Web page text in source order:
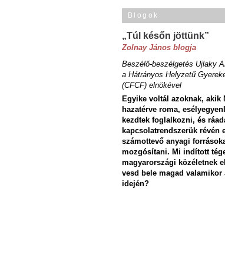
Blogok
„Túl későn jöttünk”
Zolnay János blogja
Beszélő-beszélgetés Ujlaky
a Hátrányos Helyzetű
(CFCF) elnökével
Egyike voltál azoknak, akik
hazatérve roma,
kezdtek foglalkozni, és
kapcsolatrendszerük révén
számottevő anyagi
mozgósítani. Mi indított
magyarországi közéletnek
vesd bele magad
idején?